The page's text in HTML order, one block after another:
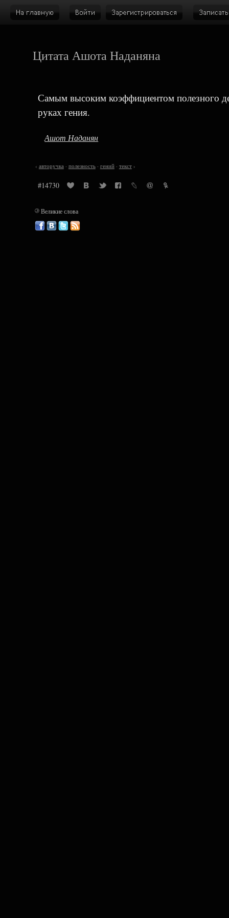
Цитата Ашота Наданяна
Самым высоким коэффициентом полезного
руках гения.
Ашот Наданян
‹ авторучка· полезность· гений· текст›
#14730
©Великие слова